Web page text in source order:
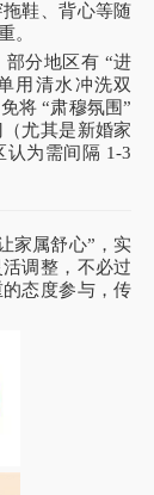
鞋、背心等随
。
部分地区有 “进
用清水冲洗双
将 “肃穆氛围”
尤其是新婚家
认为需间隔 1-3
家属舒心”，实
调整，不必过
态度参与，传